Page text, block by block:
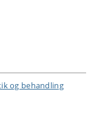
og behandling